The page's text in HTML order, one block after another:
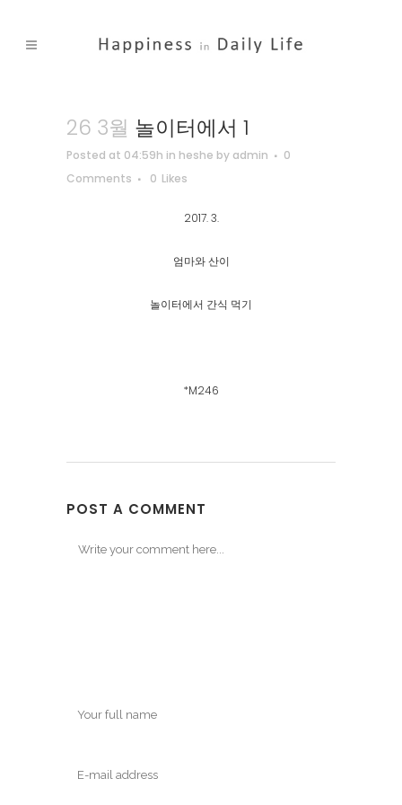
26 3월 놀이터에서 1
Posted at 04:59h in heshe by admin
0
Comments
0 Likes
2017. 3.
엄마와 산이
놀이터에서 간식 먹기
*M246
POST A COMMENT